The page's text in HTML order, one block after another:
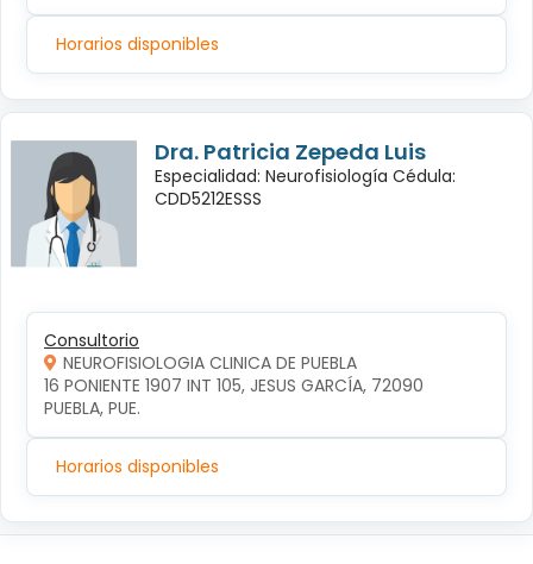
Horarios disponibles
Dra. Patricia Zepeda Luis
Especialidad: Neurofisiología Cédula:
CDD5212ESSS
Consultorio
NEUROFISIOLOGIA CLINICA DE PUEBLA
16 PONIENTE 1907 INT 105, JESUS GARCÍA, 72090
PUEBLA, PUE.
Horarios disponibles